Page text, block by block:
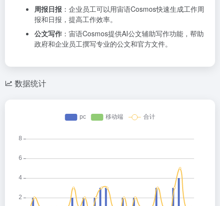
周报日报 ：企业员工可以用宙语Cosmos快速生成工作周
报和日报，提高工作效率。
公文写作 ：宙语Cosmos提供AI公文辅助写作功能，帮助
政府和企业员工撰写专业的公文和官方文件。
数据统计